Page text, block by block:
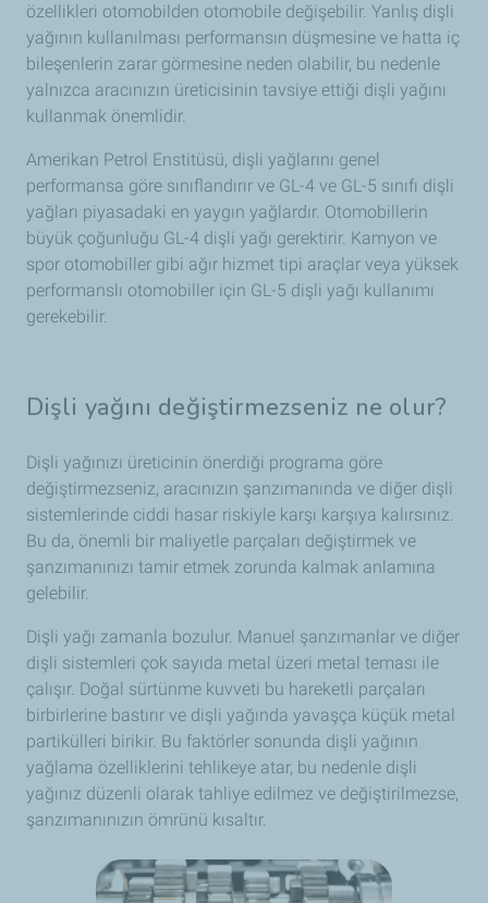
özellikleri otomobilden otomobile değişebilir. Yanlış dişli
yağının kullanılması performansın düşmesine ve hatta iç
bileşenlerin zarar görmesine neden olabilir, bu nedenle
yalnızca aracınızın üreticisinin tavsiye ettiği dişli yağını
kullanmak önemlidir.
Amerikan Petrol Enstitüsü, dişli yağlarını genel
performansa göre sınıflandırır ve GL-4 ve GL-5 sınıfı dişli
yağları piyasadaki en yaygın yağlardır. Otomobillerin
büyük çoğunluğu GL-4 dişli yağı gerektirir. Kamyon ve
spor otomobiller gibi ağır hizmet tipi araçlar veya yüksek
performanslı otomobiller için GL-5 dişli yağı kullanımı
gerekebilir.
Dişli yağını değiştirmezseniz ne olur?
Dişli yağınızı üreticinin önerdiği programa göre
değiştirmezseniz, aracınızın şanzımanında ve diğer dişli
sistemlerinde ciddi hasar riskiyle karşı karşıya kalırsınız.
Bu da, önemli bir maliyetle parçaları değiştirmek ve
şanzımanınızı tamir etmek zorunda kalmak anlamına
gelebilir.
Dişli yağı zamanla bozulur. Manuel şanzımanlar ve diğer
dişli sistemleri çok sayıda metal üzeri metal teması ile
çalışır. Doğal sürtünme kuvveti bu hareketli parçaları
birbirlerine bastırır ve dişli yağında yavaşça küçük metal
partikülleri birikir. Bu faktörler sonunda dişli yağının
yağlama özelliklerini tehlikeye atar, bu nedenle dişli
yağınız düzenli olarak tahliye edilmez ve değiştirilmezse,
şanzımanınızın ömrünü kısaltır.